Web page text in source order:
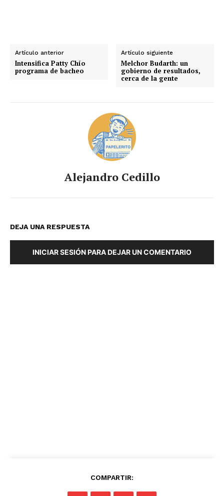
Artículo anterior
Intensifica Patty Chío
programa de bacheo
Artículo siguiente
Melchor Budarth: un
gobierno de resultados,
cerca de la gente
Alejandro Cedillo
DEJA UNA RESPUESTA
INICIAR SESIÓN PARA DEJAR UN COMENTARIO
COMPARTIR: